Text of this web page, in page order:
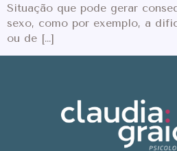
Situação que pode gerar
sexo, como por exemplo, a
ou de […]